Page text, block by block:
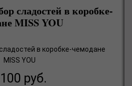
сладостей в коробке-
MISS YOU
в коробке-чемодане
MISS YOU
руб.